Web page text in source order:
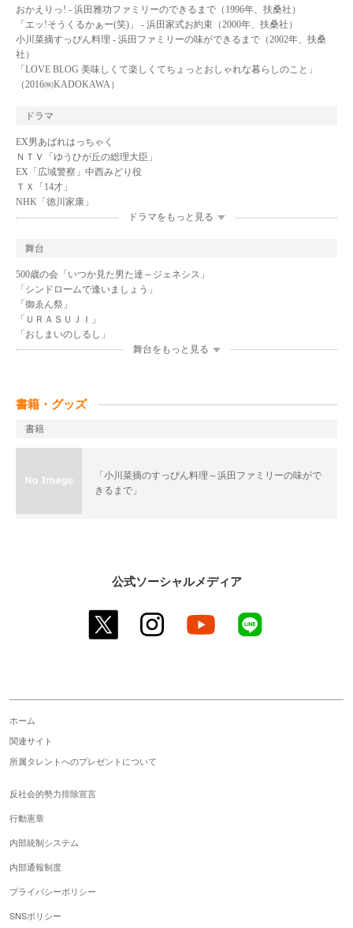
おかえりっ! - 浜田雅功ファミリーのできるまで（1996年、扶桑社）
「エッ!そうくるかぁー(笑)」 - 浜田家式お約束（2000年、扶桑社）
小川菜摘すっぴん料理 - 浜田ファミリーの味ができるまで（2002年、扶桑
社）
「LOVE BLOG 美味しくて楽しくてちょっとおしゃれな暮らしのこと」
（2016㈱KADOKAWA）
ドラマ
EX男あばれはっちゃく
ＮＴＶ「ゆうひが丘の総理大臣」
EX「広域警察」中西みどり役
ＴＸ「14才」
NHK「徳川家康」
ドラマをもっと見る
舞台
500歳の会「いつか見た男た達～ジェネシス」
「シンドロームで逢いましょう」
「御ゑん祭」
「ＵＲＡＳＵＪＩ」
「おしまいのしるし」
舞台をもっと見る
書籍・グッズ
書籍
「小川菜摘のすっぴん料理～浜田ファミリーの味がで
きるまで」
公式ソーシャルメディア
twitter instagram youtube
ホーム
関連サイト
所属タレントへのプレゼントについて
反社会的勢力排除宣言
行動憲章
内部統制システム
内部通報制度
プライバシーポリシー
SNSポリシー